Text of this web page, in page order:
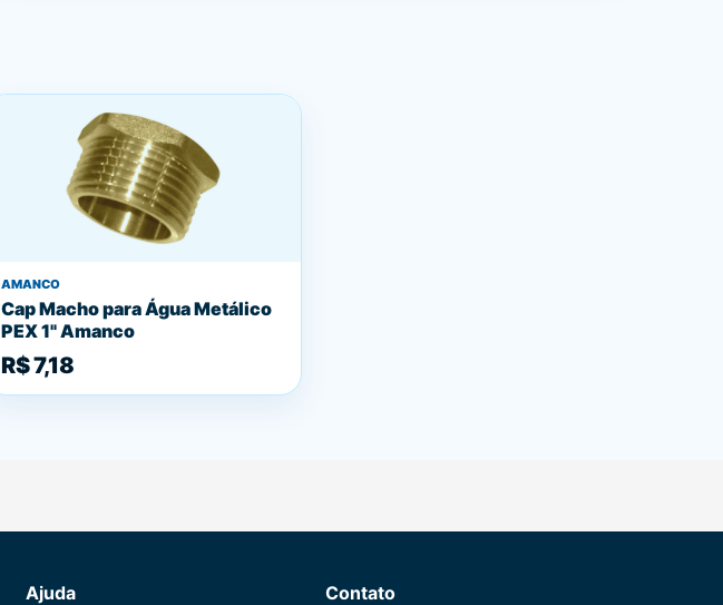
AMANCO
Cap Macho para Água Metálico
PEX 1" Amanco
R$ 7,18
Ajuda Contato